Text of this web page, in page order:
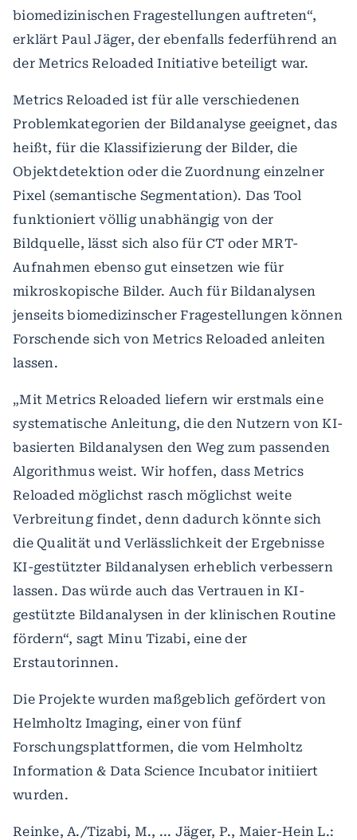
biomedizinischen Fragestellungen auftreten“,
erklärt Paul Jäger, der ebenfalls federführend an
der Metrics Reloaded Initiative beteiligt war.
Metrics Reloaded ist für alle verschiedenen
Problemkategorien der Bildanalyse geeignet, das
heißt, für die Klassifizierung der Bilder, die
Objektdetektion oder die Zuordnung einzelner
Pixel (semantische Segmentation). Das Tool
funktioniert völlig unabhängig von der
Bildquelle, lässt sich also für CT oder MRT-
Aufnahmen ebenso gut einsetzen wie für
mikroskopische Bilder. Auch für Bildanalysen
jenseits biomedizinscher Fragestellungen können
Forschende sich von Metrics Reloaded anleiten
lassen.
„Mit Metrics Reloaded liefern wir erstmals eine
systematische Anleitung, die den Nutzern von KI-
basierten Bildanalysen den Weg zum passenden
Algorithmus weist. Wir hoffen, dass Metrics
Reloaded möglichst rasch möglichst weite
Verbreitung findet, denn dadurch könnte sich
die Qualität und Verlässlichkeit der Ergebnisse
KI-gestützter Bildanalysen erheblich verbessern
lassen. Das würde auch das Vertrauen in KI-
gestützte Bildanalysen in der klinischen Routine
fördern“, sagt Minu Tizabi, eine der
Erstautorinnen.
Die Projekte wurden maßgeblich gefördert von
Helmholtz Imaging, einer von fünf
Forschungsplattformen, die vom Helmholtz
Information & Data Science Incubator initiiert
wurden.
Reinke, A./Tizabi, M., ... Jäger, P., Maier-Hein L.: